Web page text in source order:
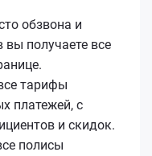
обзвона и
вы получаете все
тарифы
платежей, с
и скидок.
полисы